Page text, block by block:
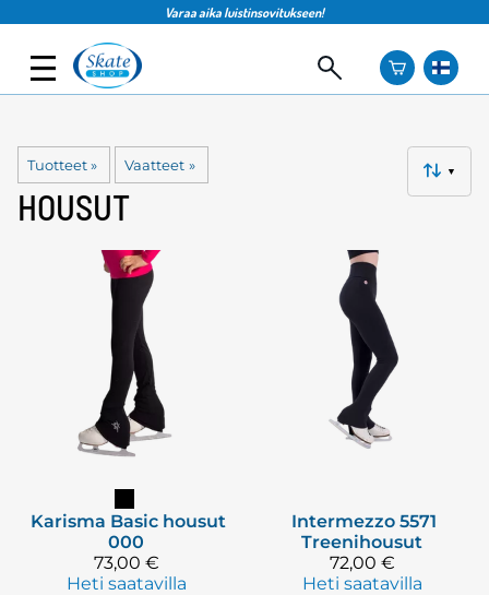
Varaa aika luistinsovitukseen!
Tuotteet‪» Vaatteet ‪» ▼
HOUSUT
Karisma Basic housut
000
73,00 €
Heti saatavilla
Intermezzo 5571
Treenihousut
72,00 €
Heti saatavilla